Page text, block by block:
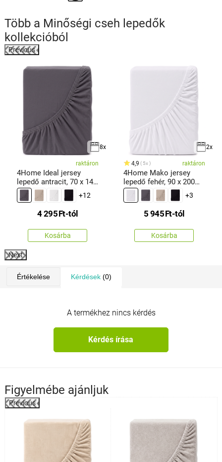
Több a Minőségi cseh lepedők
kollekcióból
Previous
8x
raktáron
4Home Ideal jersey
lepedő antracit, 70 x 140
cm
+12
4 295Ft-tól
Kosárba
2x
4,9 5x raktáron
4Home Mako jersey
lepedő fehér, 90 x 200
cm
+3
5 945Ft-tól
Kosárba
Next
Értékelése Kérdések(0)
A termékhez nincs kérdés
Kérdés írása
Figyelmébe ajánljuk
Previous